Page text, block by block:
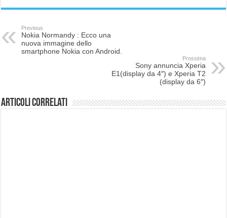
Previous
Nokia Normandy : Ecco una
nuova immagine dello
smartphone Nokia con Android.
Prossima
Sony annuncia Xperia
E1(display da 4″) e Xperia T2
(display da 6″)
Articoli correlati